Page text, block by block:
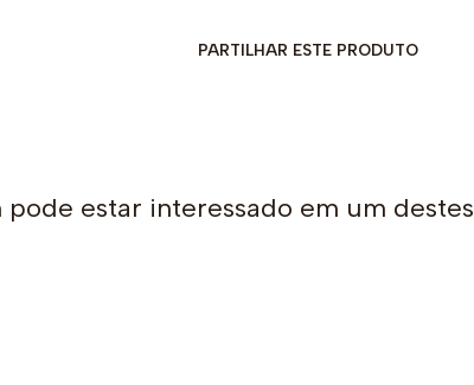
PARTILHAR ESTE PRODUTO
pode estar interessado em um destes